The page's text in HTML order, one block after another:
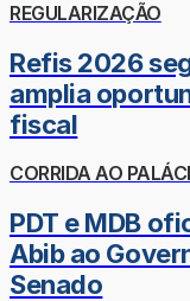
REGULARIZAÇÃO
Refis 2026
amplia
fiscal
CORRIDA AO
PDT e MDB
Abib ao
Senado